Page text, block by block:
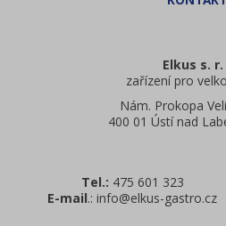
Elkus s. r.
zařízení pro
Nám. Prokopa
400 01 Ústí nad
Tel.: 475 601 323
E-mail.: info@elkus-gastro.cz